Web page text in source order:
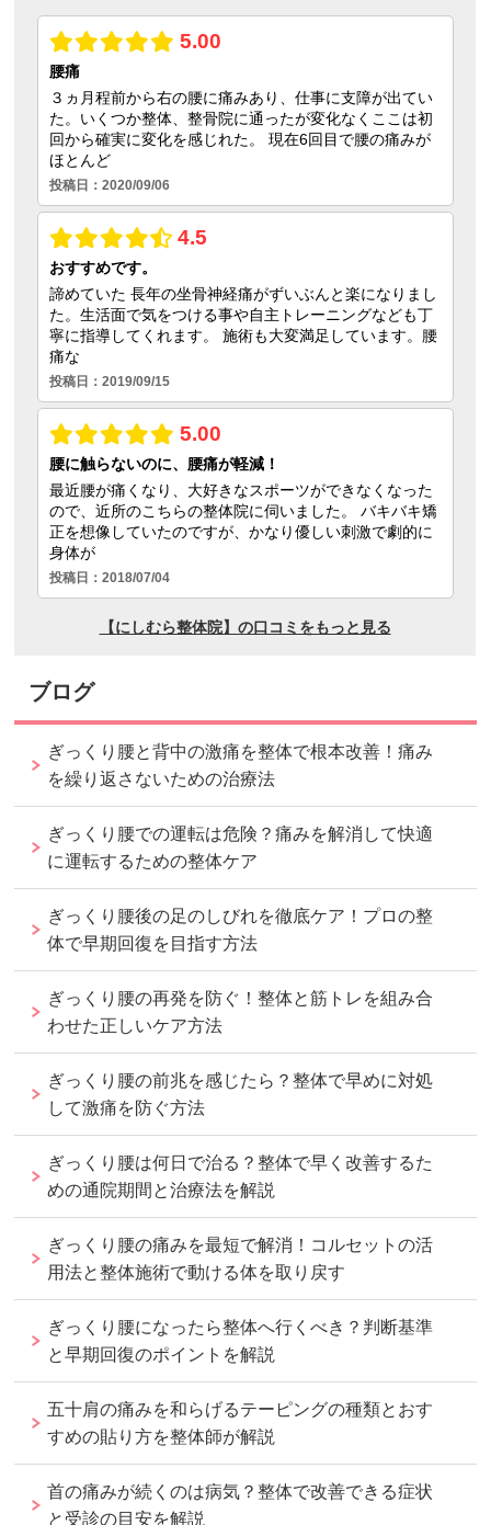
ブログ
ぎっくり腰と背中の激痛を整体で根本改善！痛み
を繰り返さないための治療法
ぎっくり腰での運転は危険？痛みを解消して快適
に運転するための整体ケア
ぎっくり腰後の足のしびれを徹底ケア！プロの整
体で早期回復を目指す方法
ぎっくり腰の再発を防ぐ！整体と筋トレを組み合
わせた正しいケア方法
ぎっくり腰の前兆を感じたら？整体で早めに対処
して激痛を防ぐ方法
ぎっくり腰は何日で治る？整体で早く改善するた
めの通院期間と治療法を解説
ぎっくり腰の痛みを最短で解消！コルセットの活
用法と整体施術で動ける体を取り戻す
ぎっくり腰になったら整体へ行くべき？判断基準
と早期回復のポイントを解説
五十肩の痛みを和らげるテーピングの種類とおす
すめの貼り方を整体師が解説
首の痛みが続くのは病気？整体で改善できる症状
と受診の目安を解説